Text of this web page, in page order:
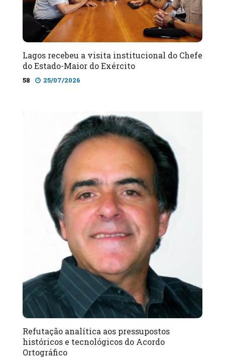
Lagos recebeu a visita institucional do Chefe
do Estado-Maior do Exército
58 25/07/2026
Refutação analítica aos pressupostos
históricos e tecnológicos do Acordo
Ortográfico